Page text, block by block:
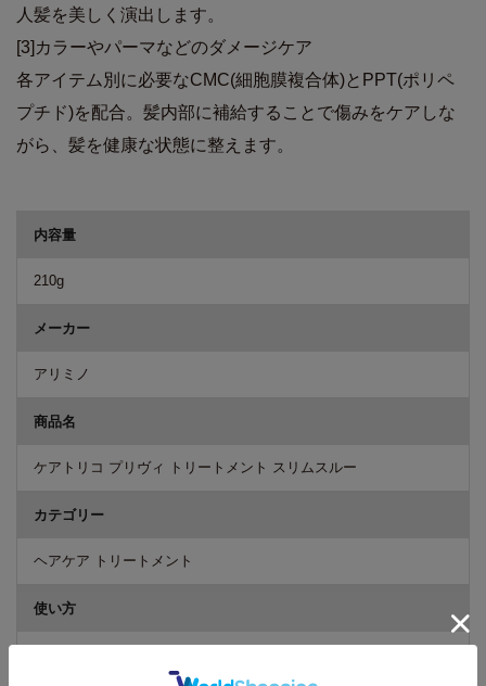
人髪を美しく演出します。
[3]カラーやパーマなどのダメージケア
各アイテム別に必要なCMC(細胞膜複合体)とPPT(ポリペ
プチド)を配合。髪内部に補給することで傷みをケアしな
がら、髪を健康な状態に整えます。
内容量
210g
メーカー
アリミノ
商品名
ケアトリコ プリヴィ トリートメント スリムスルー
カテゴリー
ヘアケア トリートメント
使い方
ませます。その後、よく揉み込み洗い流します。